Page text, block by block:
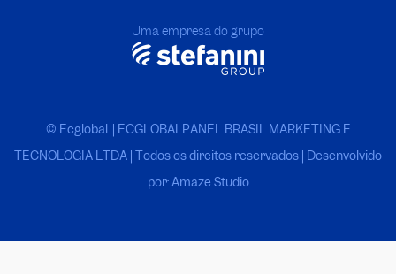
Uma empresa do grupo
© Ecglobal. | ECGLOBALPANEL BRASIL MARKETING E
TECNOLOGIA LTDA | Todos os direitos reservados | Desenvolvido
por: Amaze Studio